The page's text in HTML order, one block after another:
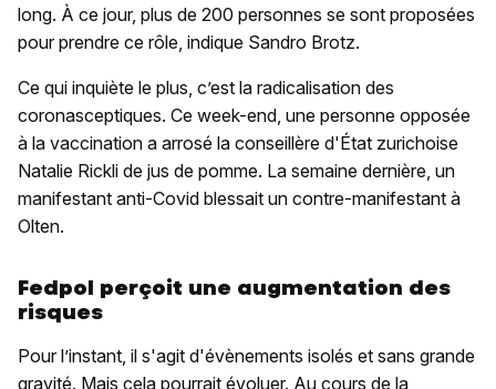
long. À ce jour, plus de 200 personnes se sont proposées
pour prendre ce rôle, indique Sandro Brotz.
Ce qui inquiète le plus, c’est la radicalisation des
coronasceptiques. Ce week-end, une personne opposée
à la vaccination a arrosé la conseillère d'État zurichoise
Natalie Rickli de jus de pomme. La semaine dernière, un
manifestant anti-Covid blessait un contre-manifestant à
Olten.
Fedpol perçoit une augmentation des
risques
Pour l’instant, il s'agit d'évènements isolés et sans grande
gravité. Mais cela pourrait évoluer. Au cours de la